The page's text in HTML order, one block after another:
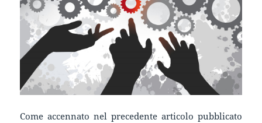
Come accennato nel precedente articolo pubblicato